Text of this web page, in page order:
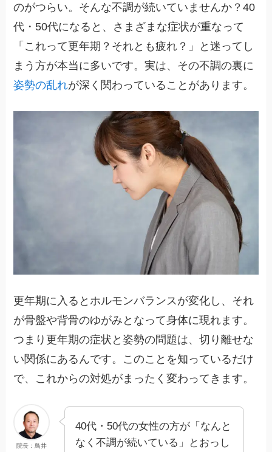
のがつらい。そんな不調が続いていませんか？40
代・50代になると、さまざまな症状が重なって
「これって更年期？それとも疲れ？」と迷ってし
まう方が本当に多いです。実は、その不調の裏に
姿勢の乱れが深く関わっていることがあります。
更年期に入るとホルモンバランスが変化し、それ
が骨盤や背骨のゆがみとなって身体に現れます。
つまり更年期の症状と姿勢の問題は、切り離せな
い関係にあるんです。このことを知っているだけ
で、これからの対処がまったく変わってきます。
院長：鳥井
40代・50代の女性の方が「なんと
なく不調が続いている」とおっし